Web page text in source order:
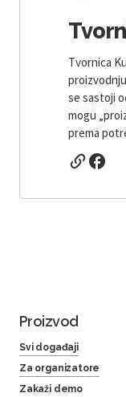
Tvornica
se sastoji
mogu
prema
Proizvod
Svi događaji
Za organizatore
Zakaži demo